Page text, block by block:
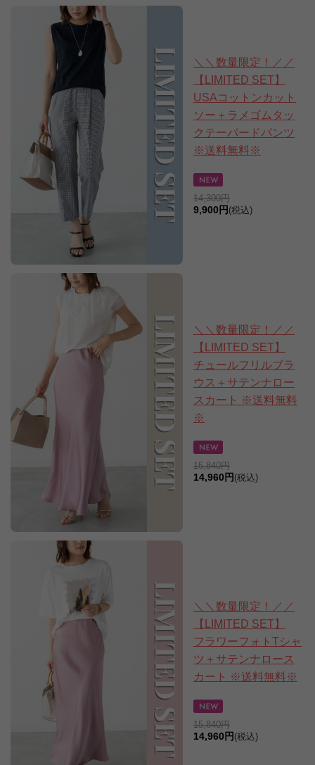
＼＼数量限定！／／
【LIMITED SET】
USAコットンカット
ソー＋ラメゴムタッ
クテーパードパンツ
※送料無料※
14,300円
9,900円 (税込)
＼＼数量限定！／／
【LIMITED SET】
チュールフリルブラ
ウス＋サテンナロー
スカート ※送料無料
※
15,840円
14,960円 (税込)
＼＼数量限定！／／
【LIMITED SET】
フラワーフォトTシャ
ツ＋サテンナロース
カート ※送料無料※
15,840円
14,960円 (税込)